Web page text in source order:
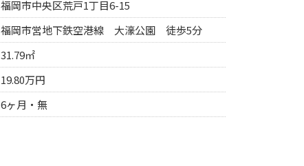
福岡市中央区荒戸1丁目6-15
福岡市営地下鉄空港線 大濠公園 徒歩5分
31.79㎡
19.80万円
6ヶ月・無